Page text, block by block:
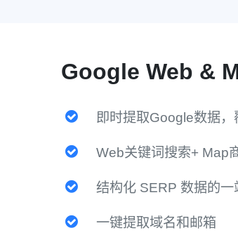
Google Web &
即时提取Google数据
Web关键词搜索+ Map
结构化 SERP 数据的一
一键提取域名和邮箱